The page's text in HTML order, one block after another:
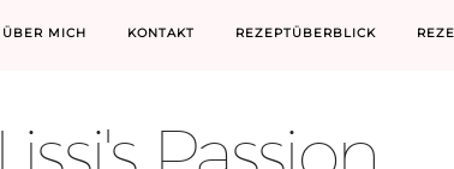
ÜBER MICH KONTAKT REZEPTÜBERBLICK